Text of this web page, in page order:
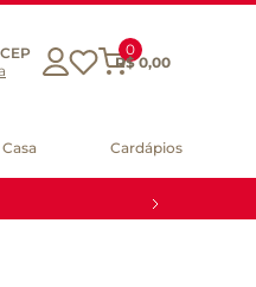
0
R$ 0,00
Cardápios